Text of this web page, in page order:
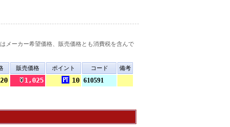
メーカー希望価格、販売価格とも消費税を含んで
販売価格 ポイント コード 備考
1,025 10 610591